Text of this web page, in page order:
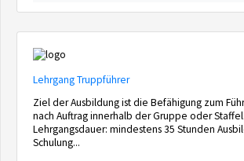
Lehrgang Truppführer
Ziel der Ausbildung ist die Befähigung zum
nach Auftrag innerhalb der Gruppe oder Staffel.
Lehrgangsdauer: mindestens 35 Stunden
Schulung...